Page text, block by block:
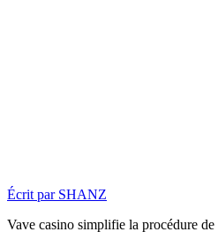
Écrit par SHANZ
Vave casino simplifie la procédure